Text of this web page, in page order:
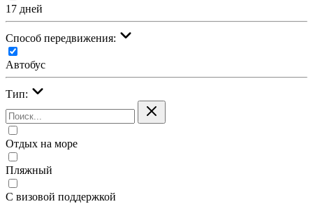
17 дней
Cпособ передвижения:
Автобус
Тип:
Отдых на море
Пляжный
С визовой поддержкой